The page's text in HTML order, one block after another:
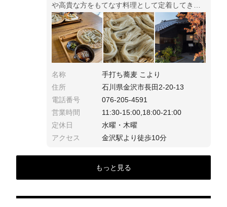
や高貴な方をもてなす料理として定着してきた
ことも由来にあるようです。 水曜・木曜日が定
休。 営業時間は11:30から15:00迄
名称
手打ち蕎麦 こより
住所
石川県金沢市長田2-20-13
電話番号
076-205-4591
営業時間
11:30-15:00,18:00-21:00
定休日
水曜・木曜
アクセス
金沢駅より徒歩10分
もっと見る